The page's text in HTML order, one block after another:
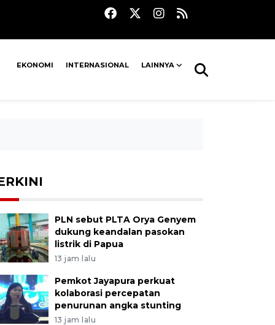
EKONOMI INTERNASIONAL LAINNYA
PLN sebut PLTA Orya Genyem
dukung keandalan pasokan
listrik di Papua
13 jam lalu
Pemkot Jayapura perkuat
kolaborasi percepatan
penurunan angka stunting
13 jam lalu